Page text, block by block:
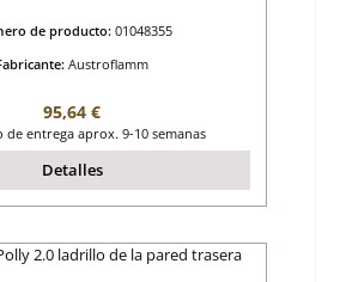
de producto: 01048355
Austroflamm
Precio normal:
95,64 €
de entrega aprox. 9-10 semanas
Detalles